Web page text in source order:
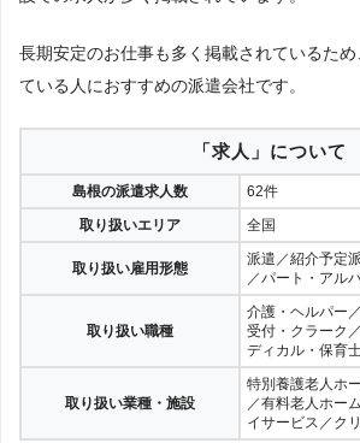
長期安定のお仕事も多く掲載されているため
ている人におすすめの派遣会社です。
「求人」について
島根の派遣求人数
62件
取り扱いエリア
全国
取り扱い雇用形態
派遣／紹介予定
／パート・アル
取り扱い職種
介護・ヘルパー
受付・クラーク
ディカル・保育
取り扱い業種・施設
特別養護老人ホ
／有料老人ホー
イサービス／ク